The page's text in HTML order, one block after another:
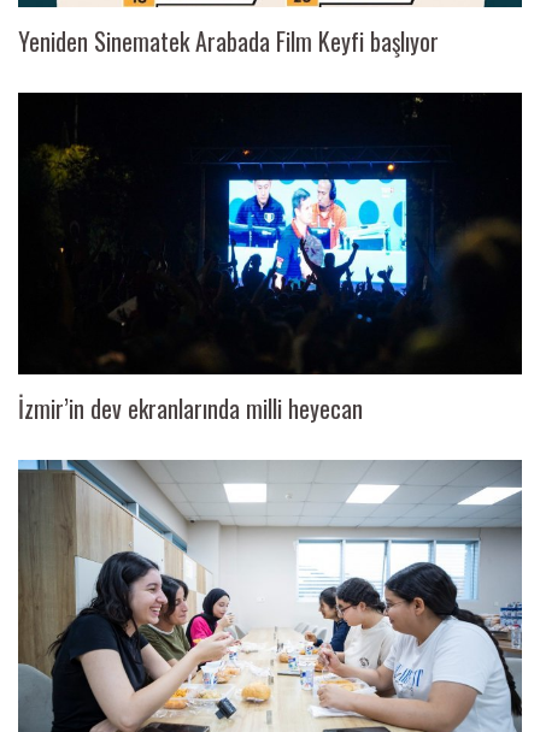
Yeniden Sinematek Arabada Film Keyfi başlıyor
İzmir’in dev ekranlarında milli heyecan